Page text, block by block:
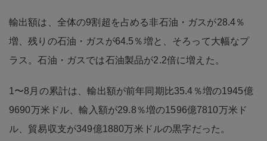
輸出額は、全体の9割超を占める非石油・ガスが28.4％
増、残りの石油・ガスが64.5％増と、そろって大幅なプ
ラス。石油・ガスでは石油製品が2.2倍に増えた。
1〜8月の累計は、輸出額が前年同期比35.4％増の1945億
9690万米ドル、輸入額が29.8％増の1596億7810万米ド
ル、貿易収支が349億1880万米ドルの黒字だった。